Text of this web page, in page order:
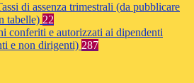
di assenza trimestrali (da pubblicare
tabelle) 22
conferiti e autorizzati ai dipendenti
e non dirigenti) 287